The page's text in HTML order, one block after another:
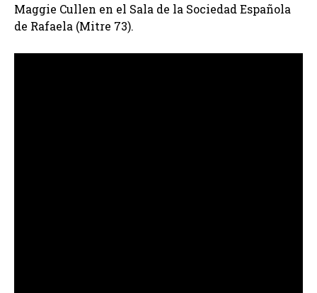
Maggie Cullen en el Sala de la Sociedad Española
de Rafaela (Mitre 73).